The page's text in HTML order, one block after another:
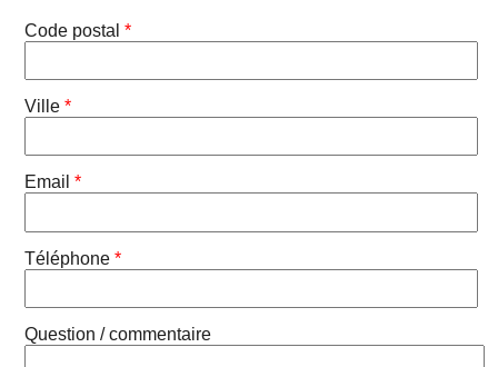
Code postal*
Ville*
Email*
Téléphone*
Question / commentaire